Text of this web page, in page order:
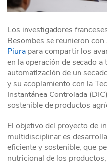
Los investigadores
Besombes se reunieron con
Piura para compartir los
en la operación de secado a
automatización de un
y su acoplamiento con la
Instantánea Controlada
sostenible de productos
El objetivo del proyecto de
multidisciplinar es
eficiente y sostenible, que
nutricional de los